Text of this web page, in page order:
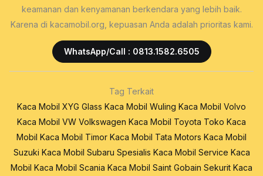
keamanan dan kenyamanan berkendara yang lebih baik.
Karena di kacamobil.org, kepuasan Anda adalah prioritas kami.
WhatsApp/Call : 0813.1582.6505
Tag Terkait
Kaca Mobil XYG Glass Kaca Mobil Wuling Kaca Mobil Volvo
Kaca Mobil VW Volkswagen Kaca Mobil Toyota Toko Kaca
Mobil Kaca Mobil Timor Kaca Mobil Tata Motors Kaca Mobil
Suzuki Kaca Mobil Subaru Spesialis Kaca Mobil Service Kaca
Mobil Kaca Mobil Scania Kaca Mobil Saint Gobain Sekurit Kaca